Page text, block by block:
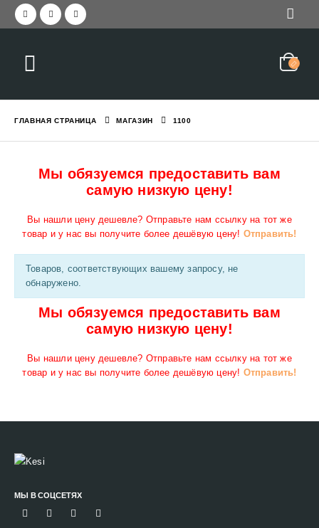
ГЛАВНАЯ СТРАНИЦА МАГАЗИН 1100
Мы обязуемся предоставить вам
самую низкую цену!
Вы нашли цену дешевле? Отправьте нам ссылку на тот же
товар и у нас вы получите более дешёвую цену! Отправить!
Товаров, соответствующих вашему запросу, не
обнаружено.
Мы обязуемся предоставить вам
самую низкую цену!
Вы нашли цену дешевле? Отправьте нам ссылку на тот же
товар и у нас вы получите более дешёвую цену! Отправить!
МЫ В СОЦСЕТЯХ